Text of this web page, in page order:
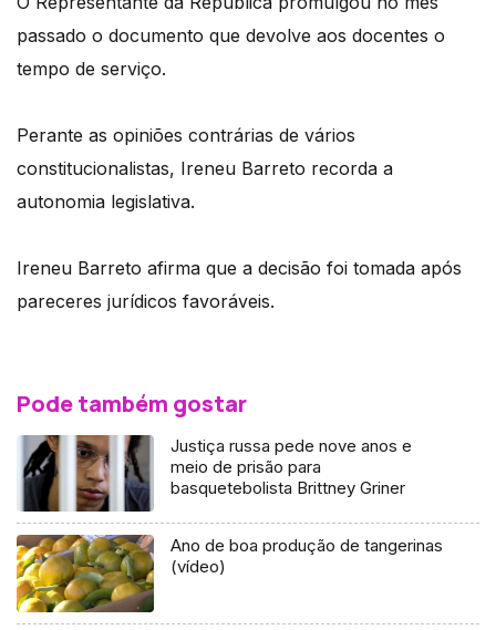
passado o documento que devolve aos docentes o
tempo de serviço.
Perante as opiniões contrárias de vários
constitucionalistas, Ireneu Barreto recorda a
autonomia legislativa.
Ireneu Barreto afirma que a decisão foi tomada após
pareceres jurídicos favoráveis.
Pode também gostar
Justiça russa pede nove anos e
meio de prisão para
basquetebolista Brittney Griner
Ano de boa produção de tangerinas
(vídeo)